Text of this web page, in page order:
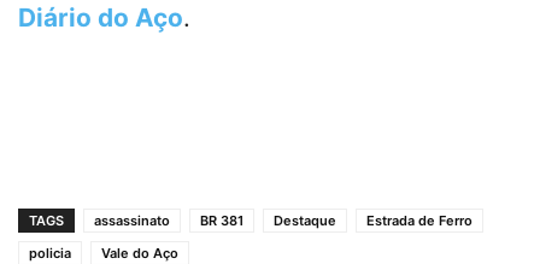
Diário do Aço.
TAGS assassinato BR 381 Destaque
Estrada de Ferro
policia
Vale do Aço